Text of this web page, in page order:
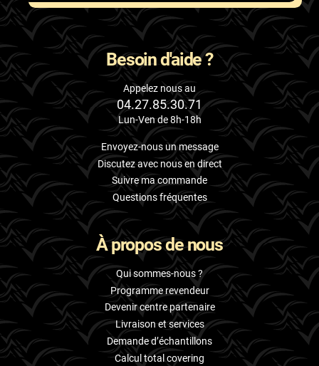
Besoin d'aide ?
Appelez nous au
04.27.85.30.71
Lun-Ven de 8h-18h
Envoyez-nous un message
Discutez avec nous en direct
Suivre ma commande
Questions fréquentes
À propos de nous
Qui sommes-nous ?
Programme revendeur
Devenir centre partenaire
Livraison et services
Demande d’échantillons
Calcul total covering